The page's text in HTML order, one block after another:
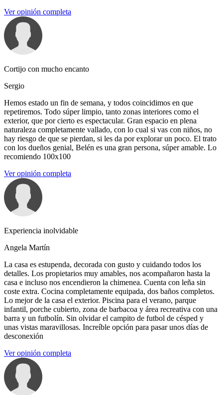
Ver opinión completa
Cortijo con mucho encanto
Sergio
Hemos estado un fin de semana, y todos coincidimos en que
repetiremos. Todo súper limpio, tanto zonas interiores como el
exterior, que por cierto es espectacular. Gran espacio en plena
naturaleza completamente vallado, con lo cual si vas con niños, no
hay riesgo de que se pierdan, si les da por explorar un poco. El trato
con los dueños genial, Belén es una gran persona, súper amable. Lo
recomiendo 100x100
Ver opinión completa
Experiencia inolvidable
Angela Martín
La casa es estupenda, decorada con gusto y cuidando todos los
detalles. Los propietarios muy amables, nos acompañaron hasta la
casa e incluso nos encendieron la chimenea. Cuenta con leña sin
coste extra. Cocina completamente equipada, dos baños completos.
Lo mejor de la casa el exterior. Piscina para el verano, parque
infantil, porche cubierto, zona de barbacoa y área recreativa con una
barra y un futbolín. Sin olvidar el campito de futbol de césped y
unas vistas maravillosas. Increíble opción para pasar unos días de
desconexión
Ver opinión completa